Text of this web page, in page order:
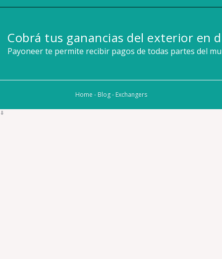
Cobrá tus ganancias del exterior en
Payoneer te permite recibir pagos de todas partes del
Home - Blog- Exchangers
⇩